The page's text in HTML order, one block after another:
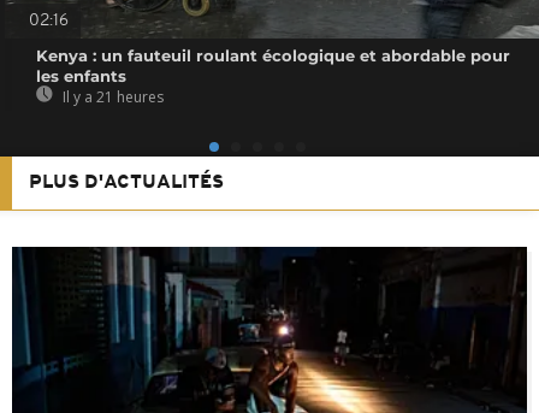
02:16
Kenya : un fauteuil roulant écologique et abordable pour
les enfants
Il y a 21 heures
PLUS D'ACTUALITÉS